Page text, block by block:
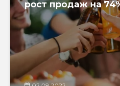
рост продаж на